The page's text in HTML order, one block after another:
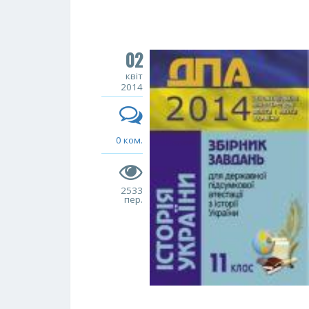
02
квіт
2014
0 ком.
2533
пер.